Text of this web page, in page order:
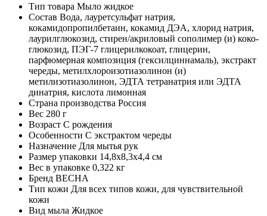
Тип товара Мыло жидкое
Состав Вода, лауретсульфат натрия,
кокамидопропилбетаин, кокамид ДЭА, хлорид натрия,
лаурилглюкозид, стирен/акриловый сополимер (и) коко-
глюкозид, ПЭГ-7 глицерилкокоат, глицерин,
парфюмерная композиция (гексилциннамаль), экстракт
череды, метилхлороизотиазолинон (и)
метилизотиазолинон, ЭДТА тетранатрия или ЭДТА
динатрия, кислота лимонная
Страна производства Россия
Вес 280 г
Возраст С рождения
Особенности С экстрактом череды
Назначение Для мытья рук
Размер упаковки 14,8х8,3х4,4 см
Вес в упаковке 0,322 кг
Бренд ВЕСНА
Тип кожи Для всех типов кожи, для чувствительной
кожи
Вид мыла Жидкое